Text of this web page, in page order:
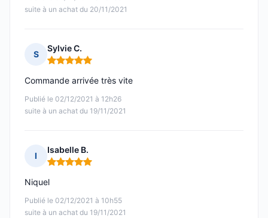
suite à un achat du 20/11/2021
S
Sylvie C.
Note : 5 sur 5
Publié le 02/12/2021 à 12h26
suite à un achat du 19/11/2021
Commande arrivée très vite
I
Isabelle B.
Note : 5 sur 5
Publié le 02/12/2021 à 10h55
suite à un achat du 19/11/2021
Niquel